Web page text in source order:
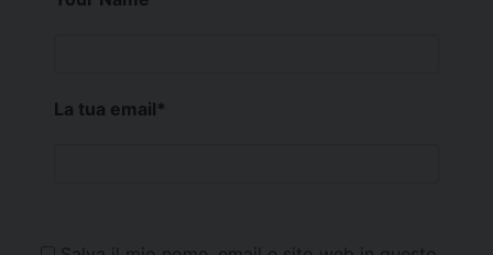
La tua email*